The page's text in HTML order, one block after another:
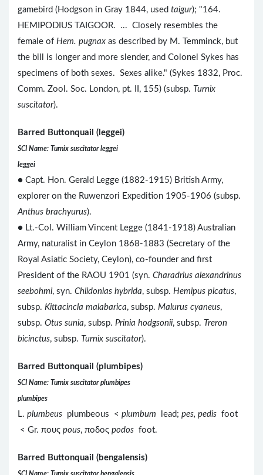
gamebird (Hodgson in Gray 1844, used taigur); "164.
HEMIPODIUS TAIGOOR. ... Closely resembles the
female of Hem. pugnax as described by M. Temminck, but
the bill is longer and more slender, and Colonel Sykes has
specimens of both sexes. Sexes alike." (Sykes 1832, Proc.
Comm. Zool. Soc. London, pt. II, 155) (subsp. Turnix
suscitator).
Barred Buttonquail (leggei)
SCI Name: Turnix suscitator leggei
leggei
● Capt. Hon. Gerald Legge (1882-1915) British Army,
explorer on the Ruwenzori Expedition 1905-1906 (subsp.
Anthus brachyurus).
● Lt.-Col. William Vincent Legge (1841-1918) Australian
Army, naturalist in Ceylon 1868-1883 (Secretary of the
Royal Asiatic Society, Ceylon), co-founder and first
President of the RAOU 1901 (syn. Charadrius alexandrinus
seebohmi, syn. Chlidonias hybrida, subsp. Hemipus picatus,
subsp. Kittacincla malabarica, subsp. Malurus cyaneus,
subsp. Otus sunia, subsp. Prinia hodgsonii, subsp. Treron
bicinctus, subsp. Turnix suscitator).
Barred Buttonquail (plumbipes)
SCI Name: Turnix suscitator plumbipes
plumbipes
L. plumbeus plumbeous < plumbum lead; pes, pedis foot
< Gr. πους pous, ποδος podos foot.
Barred Buttonquail (bengalensis)